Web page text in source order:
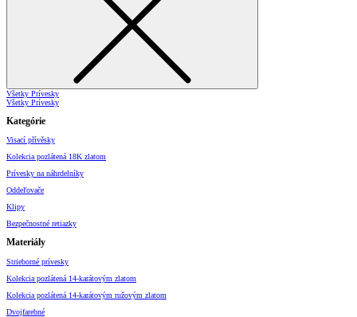
Všetky Prívesky
Všetky Prívesky
Kategórie
Visací přívěsky
Kolekcia pozlátená 18K zlatom
Prívesky na náhrdelníky
Oddeľovače
Klipy
Bezpečnostné retiazky
Materiály
Strieborné prívesky
Kolekcia pozlátená 14-karátovým zlatom
Kolekcia pozlátená 14-karátovým ružovým zlatom
Dvojfarebné